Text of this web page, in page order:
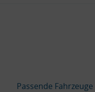
Passende Fahrzeuge